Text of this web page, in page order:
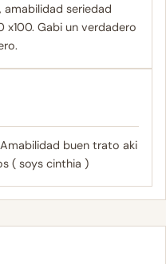
seriedad
Gabi un verdadero
buen trato aki
( soys cinthia )